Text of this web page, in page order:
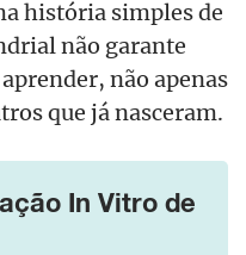
história simples de
não garante
não apenas
que já nasceram.
In Vitro de